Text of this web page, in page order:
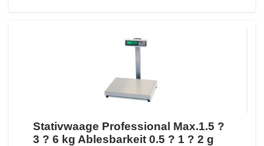
Stativwaage Professional Max.1.5 ?
3 ? 6 kg Ablesbarkeit 0.5 ? 1 ? 2 g